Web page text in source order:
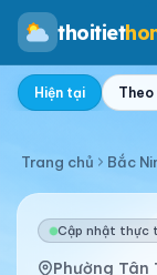
thoitiet
Hiện tại Theo
Trang chủ Bắc
Cập nhật thực
Phường Tân